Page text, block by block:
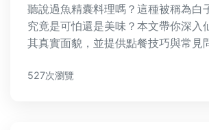
聽說過魚精囊料理嗎？這種被稱為白
究竟是可怕還是美味？本文帶你深入
其真實面貌，並提供點餐技巧與常見
527次瀏覽